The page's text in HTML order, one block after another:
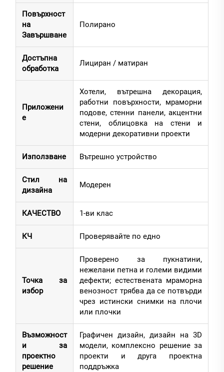
Повърхност
на
Завършване
Полирано
Достъпна
обработка
Лициран / матиран
Приложени
е
Хотели, вътрешна декорация,
работни повърхности, мраморни
подове, стенни панели, акцентни
стени, облицовка на стени и
модерни декоративни проекти
Използване Вътрешно устройство
Стил на
дизайна
Модерен
КАЧЕСТВО 1-ви клас
КЧ Проверявайте по едно
Точка за
избор
Проверено за пукнатини,
нежелани петна и големи видими
дефекти; естествената мраморна
венозност трябва да се потвърди
чрез истински снимки на плочи
или плочки
Възможност
и за
проектно
решение
Графичен дизайн, дизайн на 3D
модели, комплексно решение за
проекти и друга проектна
поддръжка